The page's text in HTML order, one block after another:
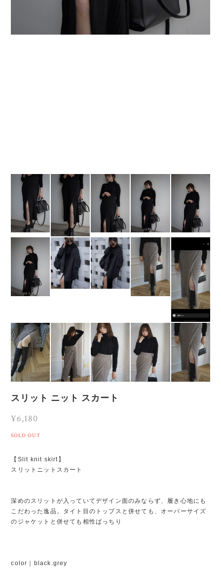
スリット ニット スカート
¥6,180
SOLD OUT
【Slit knit skirt】
スリットニットスカート
深めのスリットが入っていてデザイン面のみならず、履き心地にも
こだわった逸品。タイト目のトップスと併せても、オーバーサイズ
のジャケットと併せても相性ばっちり
color｜black.grey